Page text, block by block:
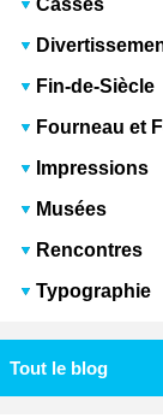
Casses
Fin-de-Siècle
Fourneau et
Impressions
Musées
Rencontres
Typographie
Tout le blog